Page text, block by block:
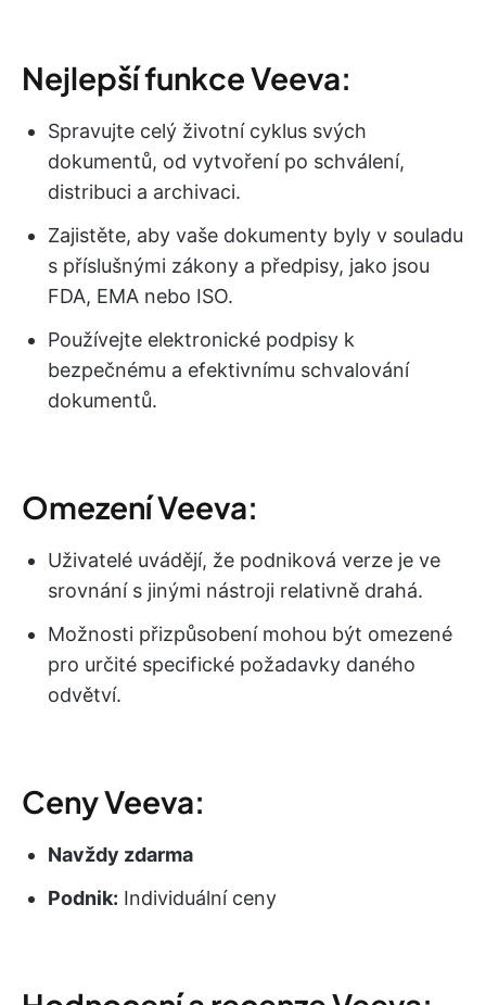
Nejlepší funkce Veeva:
Spravujte celý životní cyklus svých
dokumentů, od vytvoření po schválení,
distribuci a archivaci.
Zajistěte, aby vaše dokumenty byly v souladu
s příslušnými zákony a předpisy, jako jsou
FDA, EMA nebo ISO.
Používejte elektronické podpisy k
bezpečnému a efektivnímu schvalování
dokumentů.
Omezení Veeva:
Uživatelé uvádějí, že podniková verze je ve
srovnání s jinými nástroji relativně drahá.
Možnosti přizpůsobení mohou být omezené
pro určité specifické požadavky daného
odvětví.
Ceny Veeva:
Navždy zdarma
Podnik: Individuální ceny